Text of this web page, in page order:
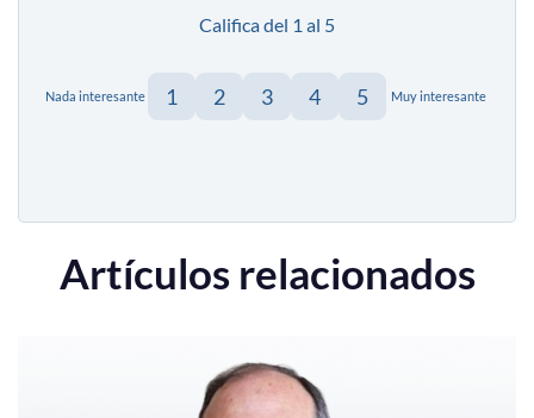
Califica del 1 al 5
Nada interesante 1 2 3 4 5 Muy interesante
Artículos relacionados